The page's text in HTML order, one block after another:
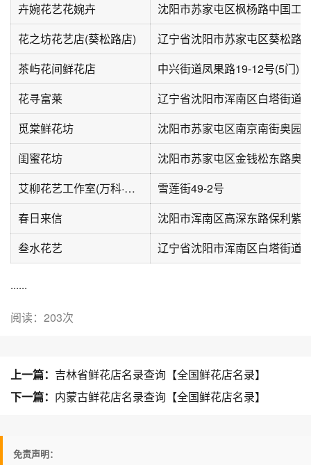
卉婉花艺花婉卉
花之坊花艺店(葵松路店)
辽宁省沈阳市苏家屯区葵松路
茶屿花间鲜花店
中兴街道凤果路19-12号(5门)
花寻富莱
辽宁省沈阳市浑南区白塔街道
觅棠鲜花坊
沈阳市苏家屯区南京南街奥园
闺蜜花坊
沈阳市苏家屯区金钱松东路奥
艾柳花艺工作室(万科·明日之光A区店)
雪莲街49-2号
春日来信
沈阳市浑南区高深东路保利紫
叁水花艺
......
阅读：203次
上一篇： 吉林省鲜花店名录查询【全国鲜花店名录】
下一篇： 内蒙古鲜花店名录查询【全国鲜花店名录】
免责声明：